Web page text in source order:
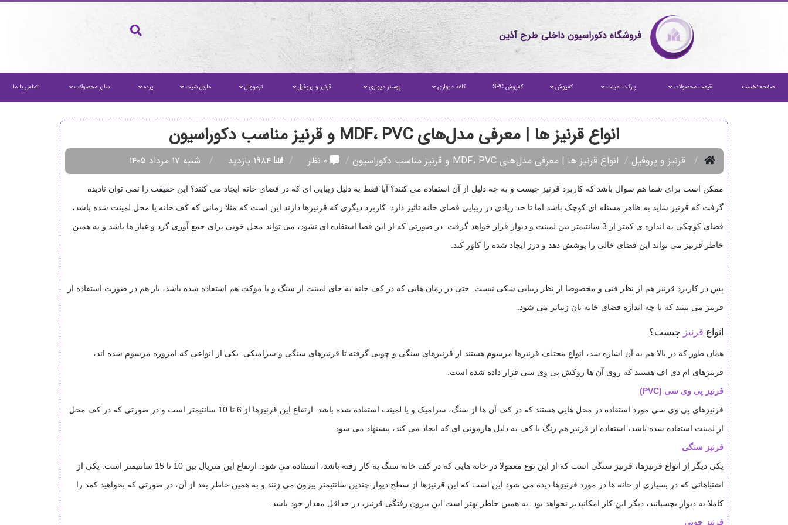
فروشگاه دکوراسیون داخلی طرح آذین
صفحه نخست قیمت محصولات پارکت لمینت کفپوش کفپوش SPC کاغذ دیواری پوستر دیواری قرنیز و پروفیل ترمووال ماربل شیت پرده سایر محصولات تماس با ما
انواع قرنیز ها | معرفی مدل‌های MDF، PVC و قرنیز مناسب دکوراسیون
قرنیز و پروفیل انواع قرنیز ها | معرفی مدل‌های MDF، PVC و قرنیز مناسب دکوراسیون ۰ نظر ۱۹۸۴ بازدید شنبه ۱۷ مرداد ۱۴۰۵
ممکن است برای شما هم سوال باشد که کاربرد قرنیز چیست و به چه دلیل از آن استفاده می کنند؟ آیا فقط به دلیل زیبایی ای که در فضای خانه ایجاد می کنند؟ این حقیقت را نمی توان نادیده
گرفت که قرنیز شاید به ظاهر مسئله ای کوچک باشد اما تا حد زیادی در زیبایی فضای خانه تاثیر دارد. کاربرد دیگری که قرنیزها دارند این است که مثلا زمانی که کف خانه یا محل لمینت شده باشد،
فضای کوچکی به اندازه ی کمتر از 3 سانتیمتر بین لمینت و دیوار قرار خواهد گرفت. در صورتی که از این فضا استفاده ای نشود، می تواند محل خوبی برای جمع آوری گرد و غبار ها باشد و به همین
خاطر قرنیز می تواند این فضای خالی را پوشش دهد و درز ایجاد شده را کاور کند.
پس در کاربرد قرنیز هم از نظر فنی و مخصوصا از نظر زیبایی شکی نیست. حتی در زمان هایی که در کف خانه به جای لمینت از سنگ و یا موکت هم استفاده شده باشد، باز هم در صورت استفاده از
قرنیز می بینید که تا چه اندازه فضای خانه تان زیباتر می شود.
انواع قرنیز چیست؟
همان طور که در بالا هم به آن اشاره شد، انواع مختلف قرنیزها مرسوم هستند از قرنیزهای سنگی و چوبی گرفته تا قرنیزهای سنگی و سرامیکی. یکی از انواعی که امروزه مرسوم شده اند،
قرنیزهای ام دی اف هستند که روی آن ها روکش پی وی سی قرار داده شده است.
قرنیز پی وی سی (PVC)
قرنیزهای پی وی سی مورد استفاده در محل هایی هستند که در کف آن ها از سنگ، سرامیک و یا لمینت استفاده شده باشد. ارتفاع این قرنیزها از 6 تا 10 سانتیمتر است و در صورتی که در کف محل
از لمینت استفاده شده باشد، استفاده از قرنیز هم رنگ با کف به دلیل هارمونی ای که ایجاد می کند، پیشنهاد می شود.
قرنیز سنگی
یکی دیگر از انواع قرنیزها، قرنیز سنگی است که از این نوع معمولا در خانه هایی که در کف خانه سنگ به کار رفته باشد، استفاده می شود. ارتفاع این متریال بین 10 تا 15 سانتیمتر است. یکی از
اشتباهاتی که در بسیاری از خانه ها در مورد قرنیزها دیده می شود این است که این قرنیزها از سطح دیوار چندین سانتیمتر بیرون می زنند و به همین خاطر بعد از آن، در صورتی که بخواهید کمد را
کاملا به دیوار بچسبانید، دیگر این کار امکانپذیر نخواهد بود. یه همین خاطر بهتر است این بیرون رفتگی قرنیز، در حداقل مقدار خود باشد.
قرنیز چوبی